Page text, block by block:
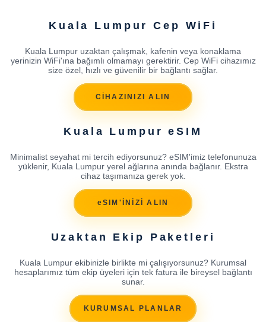
Kuala Lumpur Cep WiFi
Kuala Lumpur uzaktan çalışmak, kafenin veya konaklama
yerinizin WiFi'ına bağımlı olmamayı gerektirir. Cep WiFi cihazımız
size özel, hızlı ve güvenilir bir bağlantı sağlar.
CİHAZINIZI ALIN
Kuala Lumpur eSIM
Minimalist seyahat mi tercih ediyorsunuz? eSIM'imiz telefonunuza
yüklenir, Kuala Lumpur yerel ağlarına anında bağlanır. Ekstra
cihaz taşımanıza gerek yok.
eSIM'İNİZİ ALIN
Uzaktan Ekip Paketleri
Kuala Lumpur ekibinizle birlikte mi çalışıyorsunuz? Kurumsal
hesaplarımız tüm ekip üyeleri için tek fatura ile bireysel bağlantı
sunar.
KURUMSAL PLANLAR